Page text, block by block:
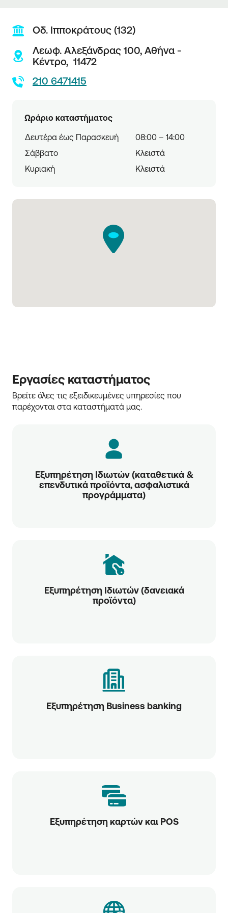
Οδ. Ιπποκράτους (132)
Λεωφ. Αλεξάνδρας 100, Αθήνα -
Κέντρο, 11472
210 6471415
Ωράριο καταστήματος
Δευτέρα έως Παρασκευή
08:00 – 14:00
Σάββατο
Κλειστά
Κυριακή
Κλειστά
Εργασίες καταστήματος
Βρείτε όλες τις εξειδικευμένες υπηρεσίες που
παρέχονται στα καταστήματά μας.
Εξυπηρέτηση Ιδιωτών (καταθετικά &
επενδυτικά προϊόντα, ασφαλιστικά
προγράμματα)
Εξυπηρέτηση Ιδιωτών (δανειακά
προϊόντα)
Εξυπηρέτηση Business banking
Εξυπηρέτηση καρτών και POS